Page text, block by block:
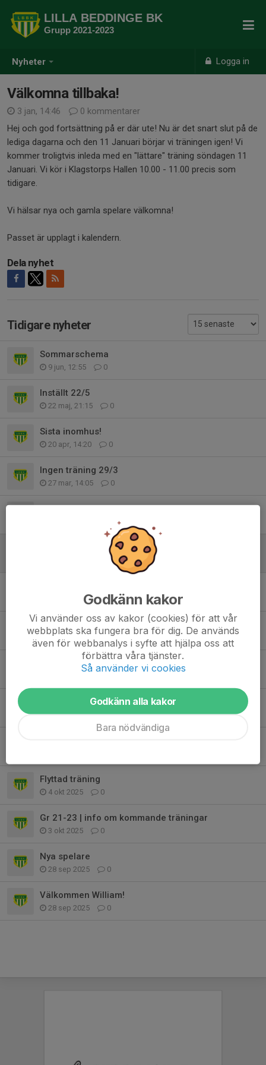
Nyheter Logga in
LILLA BEDDINGE BK
Grupp 2021-2023
Välkomna tillbaka!
3 jan, 14:46
0 kommentarer
Hej och god fortsättning på er där ute! Nu är det snart slut på de
lediga dagarna och den 11 Januari börjar vi träningen igen! Vi
kommer troligtvis inleda med en "lättare" träning söndagen 11
Januari. Vi kör i Klagstorps Hallen 10.00 - 11.00 precis som
tidigare.
Vi hälsar nya och gamla spelare välkomna!
Passet är upplagt i kalendern.
Dela nyhet
Tidigare nyheter
Sommarschema
9 jun, 12:55 0
Inställt 22/5
22 maj, 21:15 0
Sista inomhus!
20 apr, 14:20 0
Ingen träning 29/3
27 mar, 14:05 0
Inställt
Välkomna tillbaka!
2 dec 2025 0
Avgift + tröjor
25 nov 2025 0
Status koll
Ingen träning (26/10)
19 okt 2025 0
Flyttad träning
4 okt 2025 0
Gr 21-23 | info om kommande träningar
3 okt 2025 0
Nya spelare
28 sep 2025 0
Välkommen William!
28 sep 2025 0
Godkänn kakor
Vi använder oss av kakor (cookies) för att vår
webbplats ska fungera bra för dig. De används
även för webbanalys i syfte att hjälpa oss att
förbättra våra tjänster.
Så använder vi cookies
Godkänn alla kakor
Bara nödvändiga